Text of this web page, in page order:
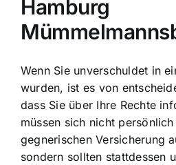
Hamburg
Wenn Sie unverschuldet in
wurden, ist es von
dass Sie über Ihre Rechte
müssen sich nicht
gegnerischen Versicherung
sondern sollten stattdessen